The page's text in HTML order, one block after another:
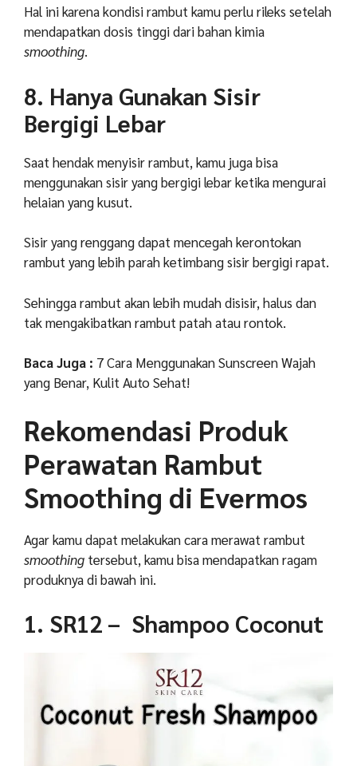
Hal ini karena kondisi rambut kamu perlu rileks setelah
mendapatkan dosis tinggi dari bahan kimia
smoothing.
8. Hanya Gunakan Sisir
Bergigi Lebar
Saat hendak menyisir rambut, kamu juga bisa
menggunakan sisir yang bergigi lebar ketika mengurai
helaian yang kusut.
Sisir yang renggang dapat mencegah kerontokan
rambut yang lebih parah ketimbang sisir bergigi rapat.
Sehingga rambut akan lebih mudah disisir, halus dan
tak mengakibatkan rambut patah atau rontok.
Baca Juga : 7 Cara Menggunakan Sunscreen Wajah
yang Benar, Kulit Auto Sehat!
Rekomendasi Produk
Perawatan Rambut
Smoothing di Evermos
Agar kamu dapat melakukan cara merawat rambut
smoothing tersebut, kamu bisa mendapatkan ragam
produknya di bawah ini.
1. SR12 – Shampoo Coconut